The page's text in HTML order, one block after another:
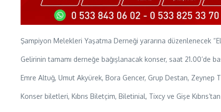
Şampiyon Melekleri Yaşatma Derneği yararına düzenlenecek
Gelirinin tamamı derneğe bağışlanacak konser, saat 21.00’de
Emre Altuğ, Umut Akyürek, Bora Gencer, Grup Destan, Zeynep
Konser biletleri, Kıbrıs Biletçim, Biletinial, Tixcy ve Gişe